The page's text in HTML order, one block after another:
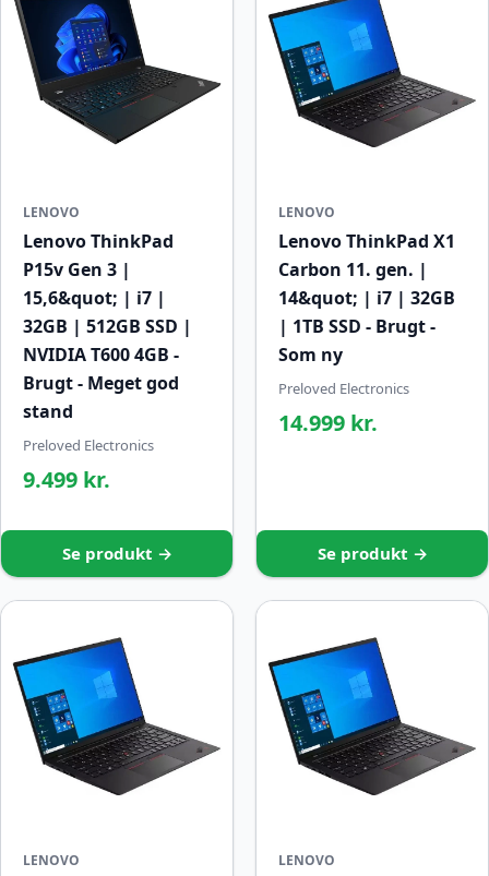
LENOVO
Lenovo ThinkPad
P15v Gen 3 |
15,6&quot; | i7 |
32GB | 512GB SSD |
NVIDIA T600 4GB -
Brugt - Meget god
stand
Preloved Electronics
9.499 kr.
Se produkt →
LENOVO
Lenovo ThinkPad X1
Carbon 11. gen. |
14&quot; | i7 | 32GB
| 1TB SSD - Brugt -
Som ny
Preloved Electronics
14.999 kr.
Se produkt →
LENOVO LENOVO